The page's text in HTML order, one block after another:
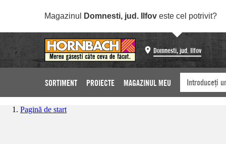
Magazinul Domnesti, jud. Ilfov este cel potrivit?
Domnesti, jud. Ilfov
SORTIMENT PROIECTE MAGAZINUL MEU
Pagină de start